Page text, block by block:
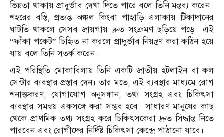
ভিন্নতা থাকায় প্রাদুর্ভাব দেখা দিতে পারে বলে তিনি মন্তব্য করেন।
শহরের বস্তি, প্রত্যন্ত অঞ্চল কিংবা পাহাড়ি এলাকায় টিকাদানের
ঘাটতি থাকলে সেসব জায়গায় দ্রুত সংক্রমণ ছড়িয়ে পড়ে। এই
“ফাঁকা পকেট” চিহ্নিত না করলে প্রাদুর্ভাব নিয়ন্ত্রণ করা কঠিন হয়ে
যায় বলে তিনি সতর্ক করেন।
এই পরিস্থিতি মোকাবিলায় তিনি একটি জাতীয় হটলাইন বা কল
সেন্টার ব্যবস্থার প্রস্তাব দেন। তার মতে, এই ব্যবস্থার মাধ্যমে রোগ
শনাক্তকরণ, যোগাযোগ অনুসন্ধান, তথ্য সংগ্রহ এবং চিকিৎসা
ব্যবস্থার সমন্বয় একসঙ্গে করা সম্ভব হবে। সাধারণ মানুষের কাছ
থেকে প্রাথমিক তথ্য সংগ্রহ করে চিকিৎসকেরা দ্রুত সিদ্ধান্ত নিতে
পারবেন এবং রোগীদের নির্দিষ্ট চিকিৎসা কেন্দ্রে পাঠানো যাবে।